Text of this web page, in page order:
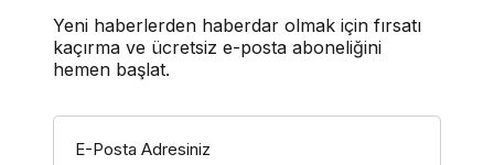
Yeni haberlerden haberdar olmak için fırsatı
kaçırma ve ücretsiz e-posta aboneliğini
hemen başlat.
E-Posta Adresiniz